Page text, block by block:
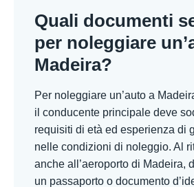
Quali documenti
per noleggiare
Madeira?
Per noleggiare un’auto a
il conducente principale deve
requisiti di età ed esperienza di
nelle condizioni di noleggio. Al
anche all’aeroporto di Madeira,
un passaporto o documento